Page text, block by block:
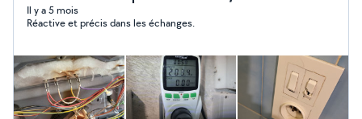
Il y a 5 mois
Réactive et précis dans les échanges.